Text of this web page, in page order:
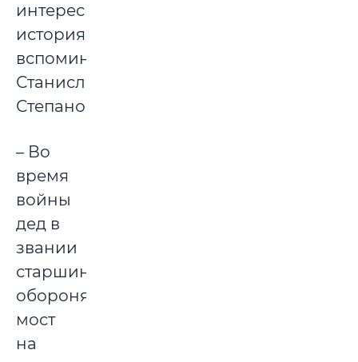
интересная
история,
вспоминает
Станислав
Степанович:
– Во
время
войны
дед в
звании
старшины
оборонял
мост
на